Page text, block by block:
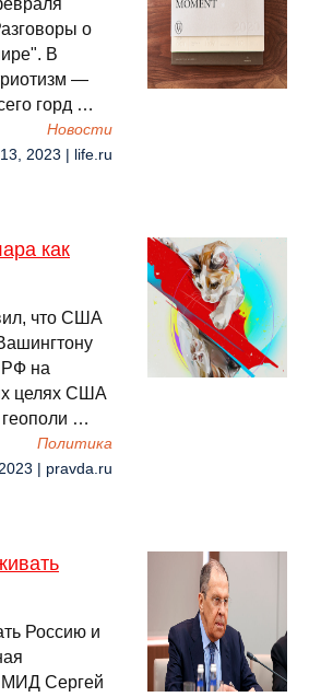
о
В
—
горд …
Новости
2023 | life.ru
как
что США
РФ на
целях США
геополи …
Политика
| pravda.ru
Россию и
МИД Сергей